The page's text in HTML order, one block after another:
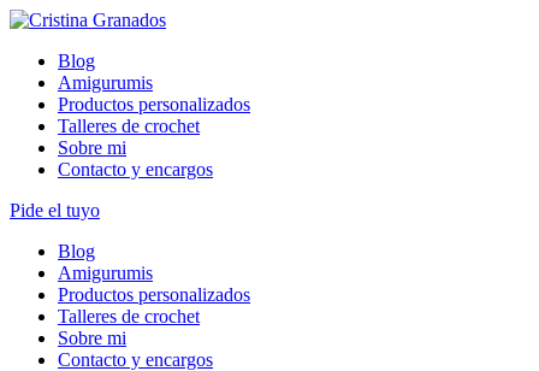
Skip
contentBlog
Amigurumis
Productos personalizados
Talleres de crochet
Sobre mi
Contacto y encargos
Pide el tuyo
Blog
Amigurumis
Productos personalizados
Talleres de crochet
Sobre mi
Contacto y encargos